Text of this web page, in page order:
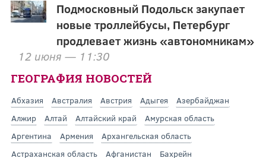
Подмосковный Подольск закупает
новые троллейбусы, Петербург
продлевает жизнь «автономникам»
12 июня — 11:30
ГЕОГРАФИЯ НОВОСТЕЙ
Абхазия Австралия Австрия Адыгея
Азербайджан
Алжир
Алтай Алтайский край
Амурская область
Аргентина
Армения
Архангельская область
Астраханская область
Афганистан
Бахрейн